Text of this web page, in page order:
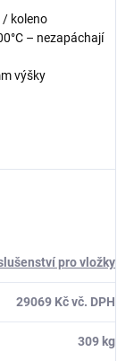
/ koleno
– nezapáchají
výšky
pro vložky
29069 Kč vč. DPH
309 kg